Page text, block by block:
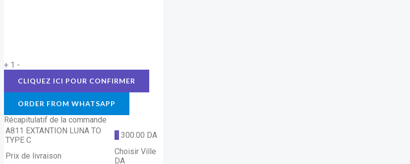
+ 1 -
ORDER FROM WHATSAPP
Récapitulatif de la commande
A811 EXTANTION LUNA TO
TYPE C
1 300.00 DA
Prix de livraison
Choisir Ville
DA